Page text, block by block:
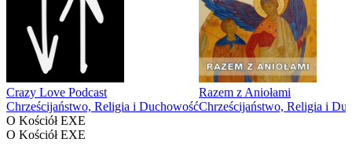
Crazy Love Podcast
Chrześcijaństwo, Religia i Duchowość
Razem z Aniołami
Chrześcijaństwo, Religia i
O Kościół EXE
O Kościół EXE